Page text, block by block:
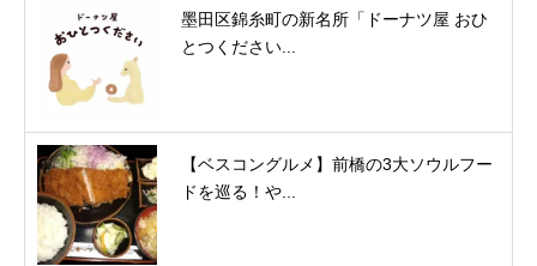
墨田区錦糸町の新名所「ドーナツ屋 おひ
とつください...
【ベスコングルメ】前橋の3大ソウルフー
ドを巡る！や...